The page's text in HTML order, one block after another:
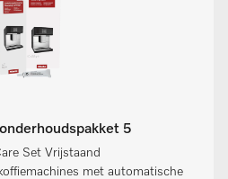
5
Set Vrijstaand
met automatische